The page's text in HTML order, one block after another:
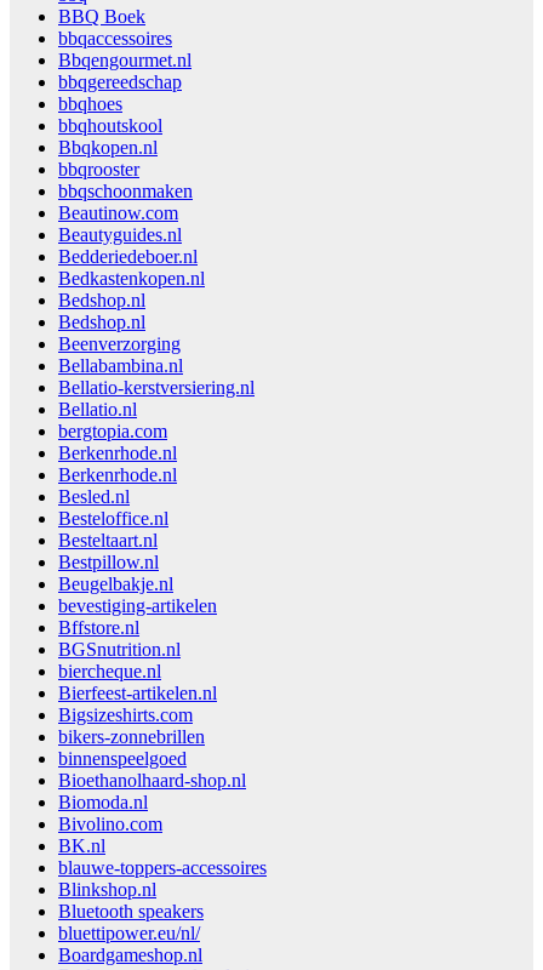
BBQ Boek
bbqaccessoires
Bbqengourmet.nl
bbqgereedschap
bbqhoes
bbqhoutskool
Bbqkopen.nl
bbqrooster
bbqschoonmaken
Beautinow.com
Beautyguides.nl
Bedderiedeboer.nl
Bedkastenkopen.nl
Bedshop.nl
Bedshop.nl
Beenverzorging
Bellabambina.nl
Bellatio-kerstversiering.nl
Bellatio.nl
bergtopia.com
Berkenrhode.nl
Berkenrhode.nl
Besled.nl
Besteloffice.nl
Besteltaart.nl
Bestpillow.nl
Beugelbakje.nl
bevestiging-artikelen
Bffstore.nl
BGSnutrition.nl
biercheque.nl
Bierfeest-artikelen.nl
Bigsizeshirts.com
bikers-zonnebrillen
binnenspeelgoed
Bioethanolhaard-shop.nl
Biomoda.nl
Bivolino.com
BK.nl
blauwe-toppers-accessoires
Blinkshop.nl
Bluetooth speakers
bluettipower.eu/nl/
Boardgameshop.nl